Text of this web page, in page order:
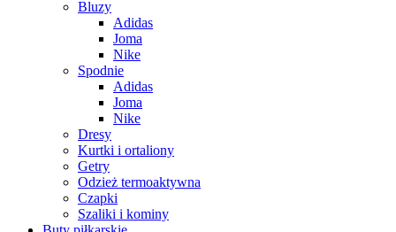
Bluzy
Adidas
Joma
Nike
Spodnie
Adidas
Joma
Nike
Dresy
Kurtki i ortaliony
Getry
Odzież termoaktywna
Czapki
Szaliki i kominy